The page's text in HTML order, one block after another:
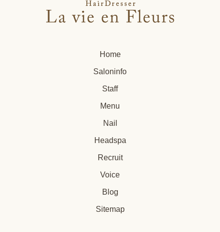
Home
Saloninfo
Staff
Menu
Nail
Headspa
Recruit
Voice
Blog
Sitemap